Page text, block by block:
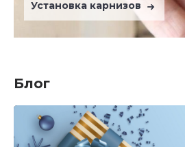
Установка карнизов
Блог